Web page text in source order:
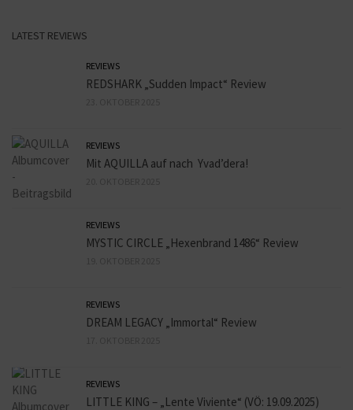
LATEST REVIEWS
REVIEWS
REDSHARK „Sudden Impact“ Review
REVIEWS
Mit AQUILLA auf nach Yvad’dera!
REVIEWS
MYSTIC CIRCLE „Hexenbrand 1486“ Review
REVIEWS
DREAM LEGACY „Immortal“ Review
REVIEWS
LITTLE KING – „Lente Viviente“ (VÖ: 19.09.2025)